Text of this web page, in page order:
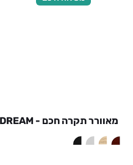
מאוורר תקרה חכם - DREAM